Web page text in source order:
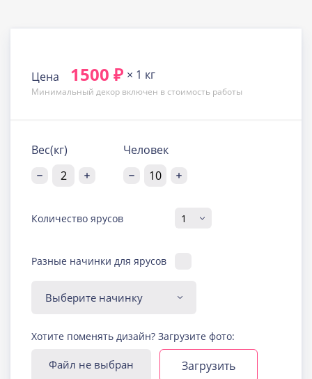
Цена 1500 ₽ × 1 кг
Минимальный декор включен в стоимость работы
Вес(кг) Человек
Количество ярусов
Разные начинки для ярусов
Диабетическая-
безглютеновая начинка
Узнать подробнее о начинке
Йогуртовая с ягодами
Хотите поменять дизайн? Загрузите фото:
Файл не выбран Загрузить